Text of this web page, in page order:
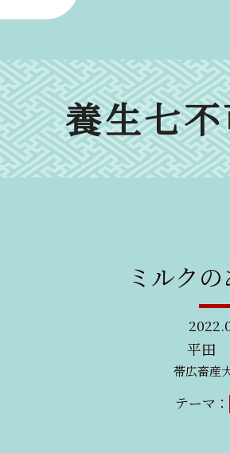
養生七
ミルク
平田
帯広畜産
テーマ：